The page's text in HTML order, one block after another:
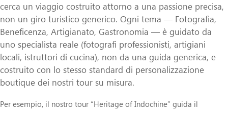
cerca un viaggio costruito attorno a una passione precisa,
non un giro turistico generico. Ogni tema — Fotografia,
Beneficenza, Artigianato, Gastronomia — è guidato da
uno specialista reale (fotografi professionisti, artigiani
locali, istruttori di cucina), non da una guida generica, e
costruito con lo stesso standard di personalizzazione
boutique dei nostri tour su misura.
Per esempio, il nostro tour “Heritage of Indochine” guida il